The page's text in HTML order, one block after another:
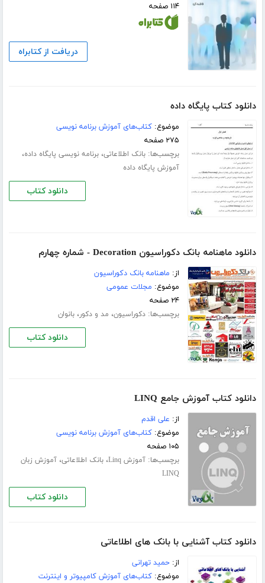
۱۱۴ صفحه
دریافت از کتابراه
دانلود کتاب پایگاه داده
موضوع:کتاب‌های آموزش برنامه نویسی
۲۷۵ صفحه
برچسب‌ها:بانک اطلاعاتی،برنامه نویسی پایگاه داده،
آموزش پایگاه داده
دانلود کتاب
دانلود ماهنامه بانک دکوراسیون Decoration - شماره چهارم
از: ماهنامه بانک دکوراسیون
موضوع: مجلات عمومی
۲۴ صفحه
برچسب‌ها:دکوراسیون، مد و دکور،بانوان
دانلود کتاب
دانلود کتاب آموزش جامع LINQ
از: علی اقدم
موضوع:کتاب‌های آموزش برنامه نویسی
۱۰۵ صفحه
برچسب‌ها:آموزش Linq ،بانک اطلاعاتی،آموزش زبان
LINQ
دانلود کتاب
دانلود کتاب آشنایی با بانک های اطلاعاتی
از:حمید تهرانی
موضوع:کتاب‌های آموزش کامپیوتر و اینترنت